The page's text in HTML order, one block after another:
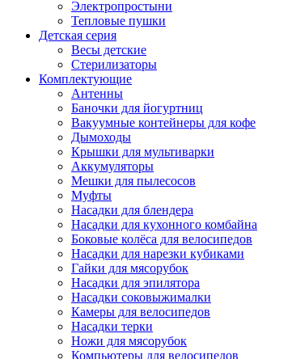
Электропростыни
Тепловые пушки
Детская серия
Весы детские
Стерилизаторы
Комплектующие
Антенны
Баночки для йогуртниц
Вакуумные контейнеры для кофе
Дымоходы
Крышки для мультиварки
Аккумуляторы
Мешки для пылесосов
Муфты
Насадки для блендера
Насадки для кухонного комбайна
Боковые колёса для велосипедов
Насадки для нарезки кубиками
Гайки для мясорубок
Насадки для эпилятора
Насадки соковыжималки
Камеры для велосипедов
Насадки терки
Ножи для мясорубок
Компьютеры для велосипедов